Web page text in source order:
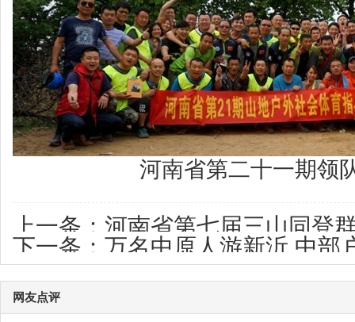
河南省第二十一期领队
上一条： 河南省第七届三山同登
成功举办
下一条： 万名中原人游新沂 中部